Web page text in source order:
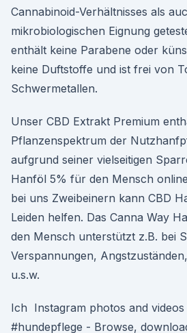
Cannabinoid-Verhältnisses als
mikrobiologischen Eignung
enthält keine Parabene oder
keine Duftstoffe und ist frei von
Schwermetallen.
Unser CBD Extrakt Premium
Pflanzenspektrum der
aufgrund seiner vielseitigen
Hanföl 5% für den Mensch
bei uns Zweibeinern kann CBD
Leiden helfen. Das Canna Way
den Mensch unterstützt z.B. bei
Verspannungen,
u.s.w.
Ich Instagram photos and videos
#hundepflege - Browse,